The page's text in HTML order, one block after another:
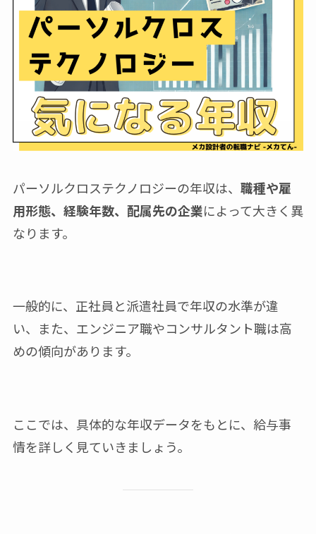
パーソルクロステクノロジーの年収は、 職種や雇
用形態、経験年数、配属先の企業によって大きく異
なります。
一般的に、正社員と派遣社員で年収の水準が違
い、また、エンジニア職やコンサルタント職は高
めの傾向があります。
ここでは、具体的な年収データをもとに、給与事
情を詳しく見ていきましょう。